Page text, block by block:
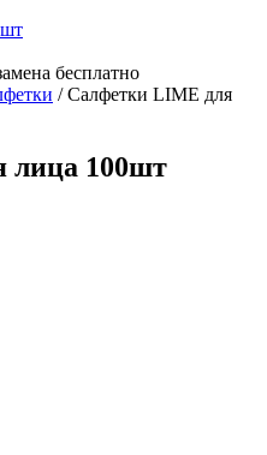
бесплатно
/Салфетки LIME для
лица 100шт